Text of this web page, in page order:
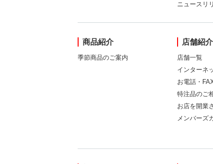
ニュースリ
商品紹介
季節商品のご案内
店舗紹介
店舗一覧
インターネ
お電話・
特注品のご
お店を開業
メンバーズ